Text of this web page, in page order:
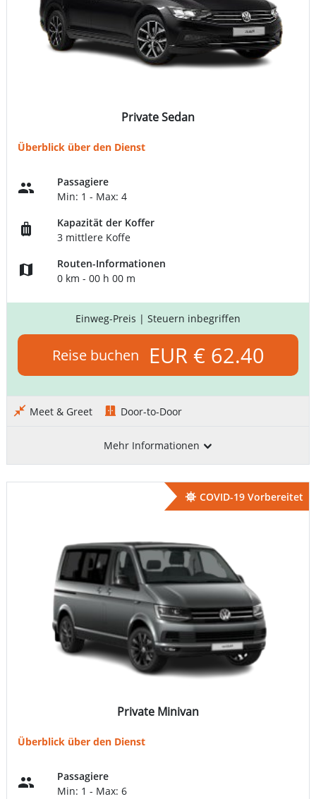
Private Sedan
Überblick über den Dienst
Passagiere
Min: 1 - Max: 4
Kapazität der Koffer
3 mittlere Koffe
Routen-Informationen
0 km - 00 h 00 m
Einweg-Preis | Steuern inbegriffen
Reise buchen EUR € 62.40
Meet & Greet Door-to-Door
Mehr Informationen
COVID-19 Vorbereitet
Private Minivan
Überblick über den Dienst
Passagiere
Min: 1 - Max: 6